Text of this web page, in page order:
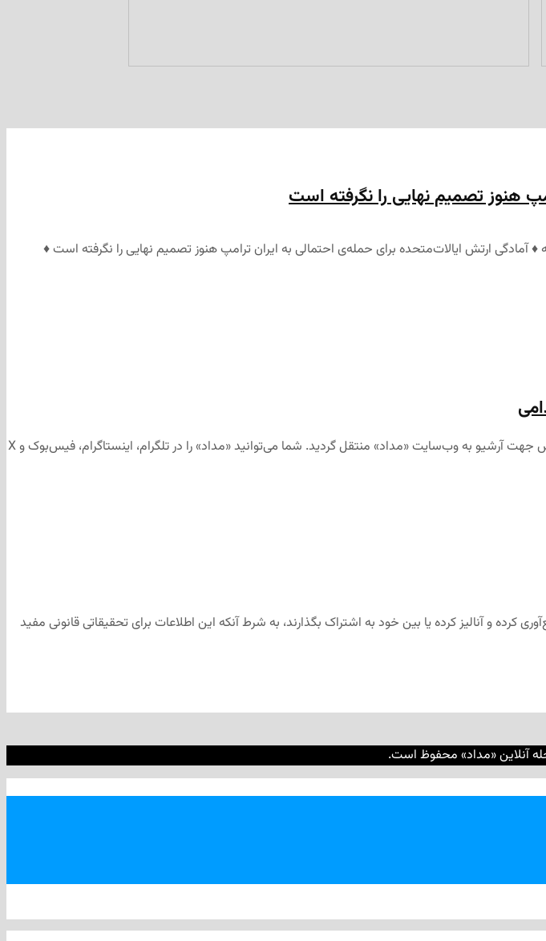
هنوز تصمیم نهایی را نگرفته است
ارتش ایالات‌متحده برای حمله‌ی احتمالی به ایران ترامپ هنوز تصمیم نهایی را نگرفته است ♦
این مطلب برای رسانه‌های اجتماعی «مداد» تهیه و ابتدا در کانال تلگرامی «مداد» به آدرس منتشر شد و سپس جهت آرشیو به وب‌سایت «مداد» منتقل گردید. شما می‌توانید «مداد» را در تلگرام، اینستاگرام، فیس‌بوک و X
کرده و آنالیز کرده یا بین خود به اشتراک بگذارند، به شرط آنکه این اطلاعات برای تحقیقاتی قانونی مفید
آنلاین «مداد» محفوظ است.